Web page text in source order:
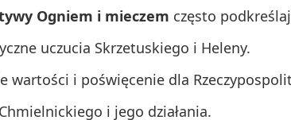
Ogniem i mieczem często
uczucia Skrzetuskiego i Heleny.
wartości i poświęcenie dla
i jego działania.